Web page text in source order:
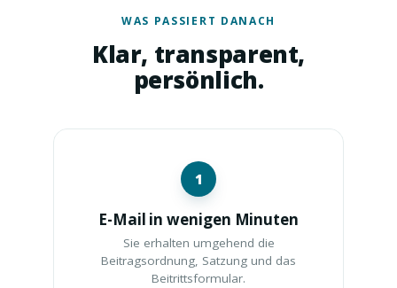
WAS PASSIERT DANACH
Klar, transparent,
persönlich.
1
E-Mail in wenigen Minuten
Sie erhalten umgehend die
Beitragsordnung, Satzung und das
Beitrittsformular.